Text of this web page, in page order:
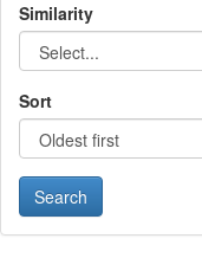
Similarity
Sort